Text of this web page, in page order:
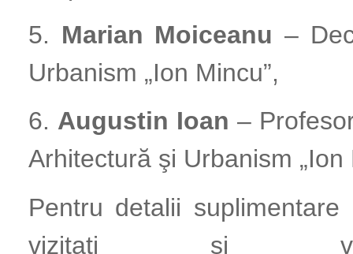
5. Marian Moiceanu –
Urbanism „Ion Mincu”,
6. Augustin Ioan –
Arhitectură şi Urbanism „Ion
Pentru detalii
vizitaţi şi